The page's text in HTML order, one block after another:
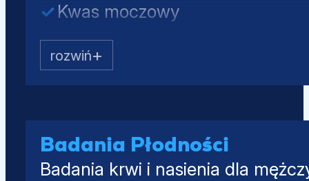
Kwas moczowy
Kreatynina
Mocznik
Testosteron całkowity
SHBG
Albumina
PSA całkowity
Badania Płodności
Badania krwi i nasienia dla